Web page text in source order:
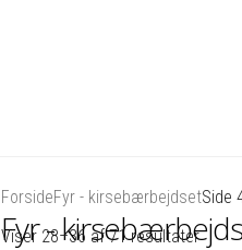
ForsideFyr - kirsebærbejdsetSide
Fyr -
Viser 28–36 af 71 resultater